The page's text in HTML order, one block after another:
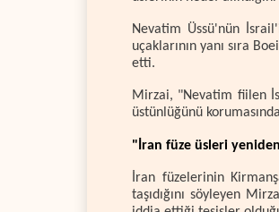
Nevatim Üssü'nün
uçaklarının yanı sıra
etti.
Mirzai, "Nevatim fiilen
üstünlüğünü
"İran füze üsleri
İran füzelerinin
taşıdığını söyleyen